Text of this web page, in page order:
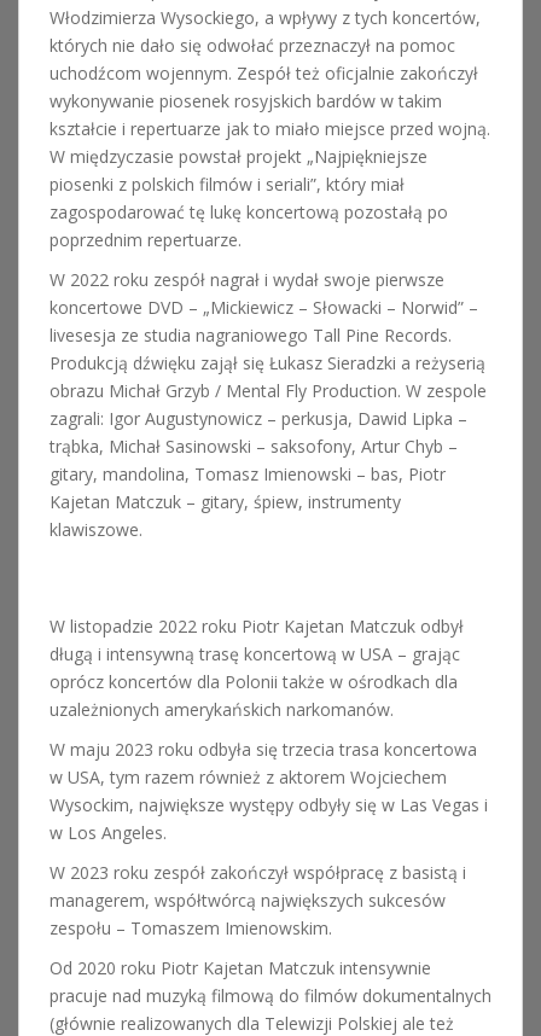
Włodzimierza Wysockiego, a wpływy z tych koncertów,
których nie dało się odwołać przeznaczył na pomoc
uchodźcom wojennym. Zespół też oficjalnie zakończył
wykonywanie piosenek rosyjskich bardów w takim
kształcie i repertuarze jak to miało miejsce przed wojną.
W międzyczasie powstał projekt „Najpiękniejsze
piosenki z polskich filmów i seriali”, który miał
zagospodarować tę lukę koncertową pozostałą po
poprzednim repertuarze.
W 2022 roku zespół nagrał i wydał swoje pierwsze
koncertowe DVD – „Mickiewicz – Słowacki – Norwid” –
livesesja ze studia nagraniowego Tall Pine Records.
Produkcją dźwięku zajął się Łukasz Sieradzki a reżyserią
obrazu Michał Grzyb / Mental Fly Production. W zespole
zagrali: Igor Augustynowicz – perkusja, Dawid Lipka –
trąbka, Michał Sasinowski – saksofony, Artur Chyb –
gitary, mandolina, Tomasz Imienowski – bas, Piotr
Kajetan Matczuk – gitary, śpiew, instrumenty
klawiszowe.
W listopadzie 2022 roku Piotr Kajetan Matczuk odbył
długą i intensywną trasę koncertową w USA – grając
oprócz koncertów dla Polonii także w ośrodkach dla
uzależnionych amerykańskich narkomanów.
W maju 2023 roku odbyła się trzecia trasa koncertowa
w USA, tym razem również z aktorem Wojciechem
Wysockim, największe występy odbyły się w Las Vegas i
w Los Angeles.
W 2023 roku zespół zakończył współpracę z basistą i
managerem, współtwórcą największych sukcesów
zespołu – Tomaszem Imienowskim.
Od 2020 roku Piotr Kajetan Matczuk intensywnie
pracuje nad muzyką filmową do filmów dokumentalnych
(głównie realizowanych dla Telewizji Polskiej ale też